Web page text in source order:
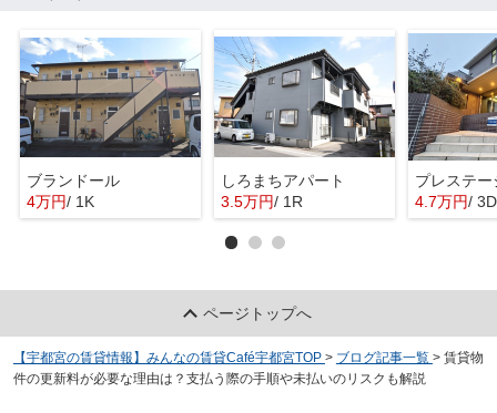
ブランドール
4万円/ 1K
しろまちアパート
3.5万円/ 1R
プレステー
4.7万円/
ページトップへ
【宇都宮の賃貸情報】みんなの賃貸Café宇都宮TOP > ブログ記事一覧 > 賃貸物
件の更新料が必要な理由は？支払う際の手順や未払いのリスクも解説